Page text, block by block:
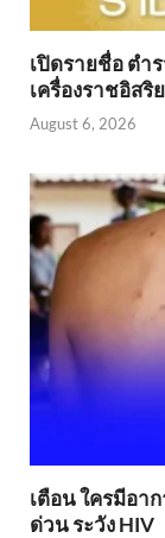
เปิดรายชื่อ ตำ
เครื่องราชอิส
August 6, 2026
เตือน ใครมีอา
ด่วน ระวัง HIV